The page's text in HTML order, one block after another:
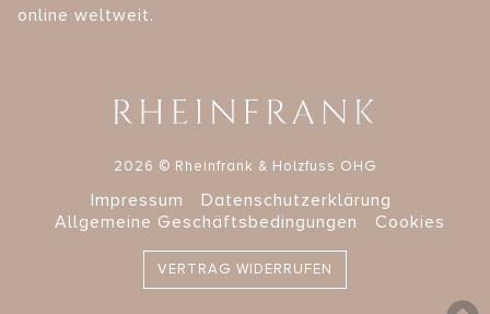
online weltweit.
2026 © Rheinfrank & Holzfuss OHG
Impressum
Datenschutzerklärung
Allgemeine Geschäftsbedingungen
Cookies
VERTRAG WIDERRUFEN